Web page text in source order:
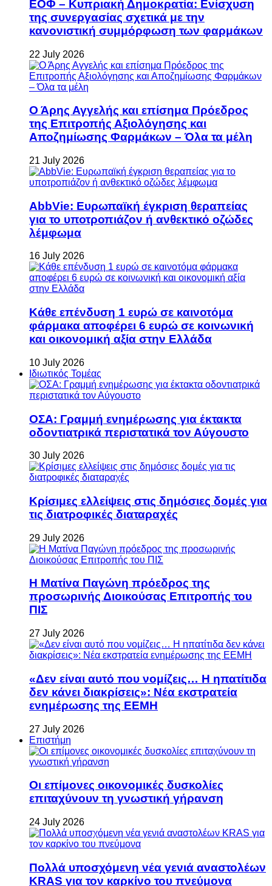
ΕΟΦ – Κυπριακή Δημοκρατία: Ενίσχυση
της συνεργασίας σχετικά με την
κανονιστική συμμόρφωση των φαρμάκων
22 July 2026
Ο Άρης Αγγελής και επίσημα Πρόεδρος
της Επιτροπής Αξιολόγησης και
Αποζημίωσης Φαρμάκων – Όλα τα μέλη
21 July 2026
AbbVie: Ευρωπαϊκή έγκριση θεραπείας
για το υποτροπιάζον ή ανθεκτικό οζώδες
λέμφωμα
16 July 2026
Κάθε επένδυση 1 ευρώ σε καινοτόμα
φάρμακα αποφέρει 6 ευρώ σε κοινωνική
και οικονομική αξία στην Ελλάδα
10 July 2026
Ιδιωτικός Τομέας
ΟΣΑ: Γραμμή ενημέρωσης για έκτακτα
οδοντιατρικά περιστατικά τον Αύγουστο
30 July 2026
Κρίσιμες ελλείψεις στις δημόσιες δομές για
τις διατροφικές διαταραχές
29 July 2026
Η Ματίνα Παγώνη πρόεδρος της
προσωρινής Διοικούσας Επιτροπής του
ΠΙΣ
27 July 2026
«Δεν είναι αυτό που νομίζεις… Η ηπατίτιδα
δεν κάνει διακρίσεις»: Νέα εκστρατεία
ενημέρωσης της ΕΕΜΗ
27 July 2026
Επιστήμη
Οι επίμονες οικονομικές δυσκολίες
επιταχύνουν τη γνωστική γήρανση
24 July 2026
Πολλά υποσχόμενη νέα γενιά αναστολέων
KRAS για τον καρκίνο του πνεύμονα